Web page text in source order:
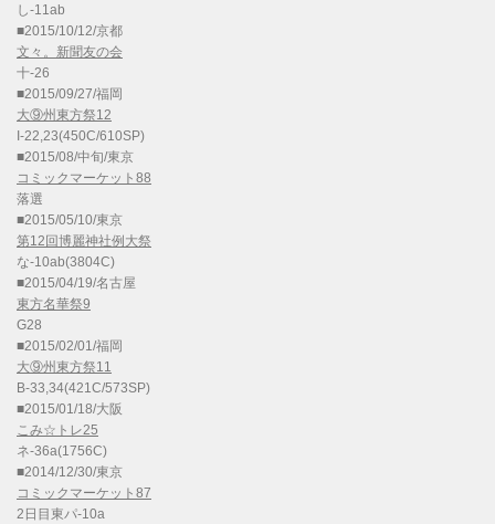
し-11ab
■2015/10/12/京都
文々。新聞友の会
十-26
■2015/09/27/福岡
大⑨州東方祭12
I-22,23(450C/610SP)
■2015/08/中旬/東京
コミックマーケット88
落選
■2015/05/10/東京
第12回博麗神社例大祭
な-10ab(3804C)
■2015/04/19/名古屋
東方名華祭9
G28
■2015/02/01/福岡
大⑨州東方祭11
B-33,34(421C/573SP)
■2015/01/18/大阪
こみ☆トレ25
ネ-36a(1756C)
■2014/12/30/東京
コミックマーケット87
2日目東パ-10a